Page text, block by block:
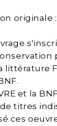
originale :
littérature
et la
titres
ces